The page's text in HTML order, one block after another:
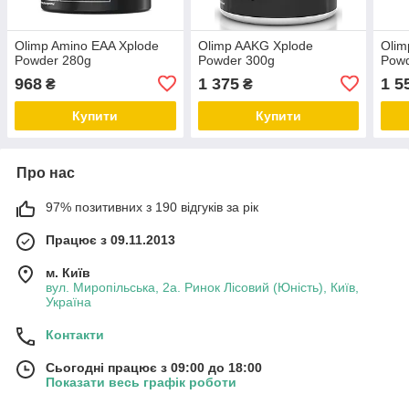
Olimp Amino EAA Xplode
Powder 280g
968 ₴
Купити
Olimp AAKG Xplode
Powder 300g
1 375₴
Купити
1
Про нас
97% позитивних з 190 відгуків за рік
Працює з 09.11.2013
м. Київ
вул. Миропільська, 2а. Ринок Лісовий (Юність), Київ,
Україна
Контакти
Сьогодні працює з 09:00 до 18:00
Показати весь графік роботи